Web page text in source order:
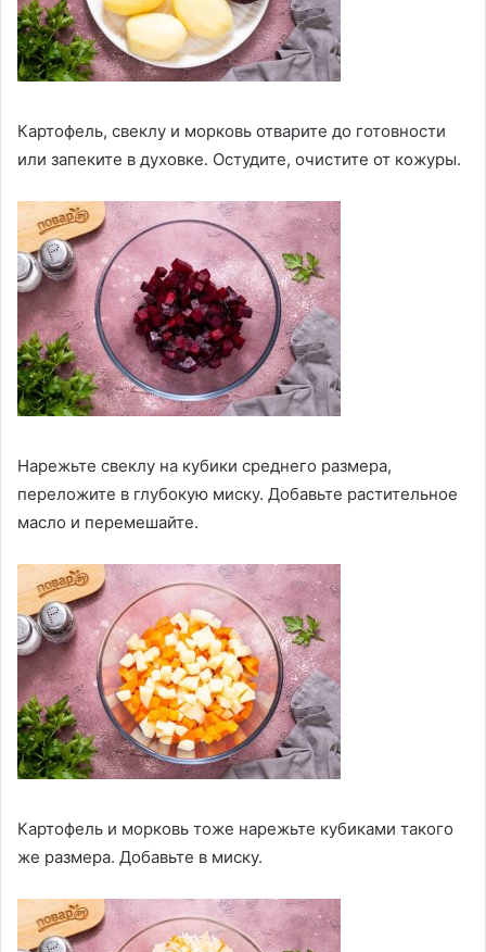
Картофель, свеклу и морковь отварите до готовности
или запеките в духовке. Остудите, очистите от кожуры.
Нарежьте свеклу на кубики среднего размера,
переложите в глубокую миску. Добавьте растительное
масло и перемешайте.
Картофель и морковь тоже нарежьте кубиками такого
же размера. Добавьте в миску.